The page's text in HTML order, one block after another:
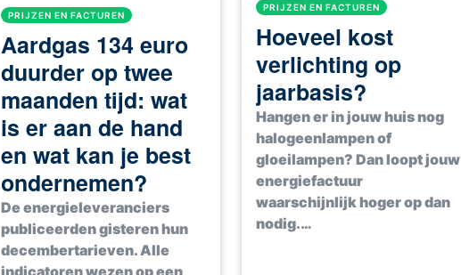
PRIJZEN EN FACTUREN
Aardgas 134 euro
duurder op twee
maanden tijd: wat
is er aan de hand
en wat kan je best
ondernemen?
De energieleveranciers
publiceerden gisteren hun
decembertarieven. Alle
indicatoren wezen op een
PRIJZEN EN FACTUREN
Hoeveel kost
verlichting op
jaarbasis?
Hangen er in jouw huis nog
halogeenlampen of
gloeilampen? Dan loopt jouw
energiefactuur
waarschijnlijk hoger op dan
nodig.…